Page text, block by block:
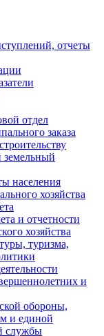
отчеты
отдел
заказа
населения
хозяйства
и отчетности
хозяйства
туризма,
и
обороны,
и единой
службы